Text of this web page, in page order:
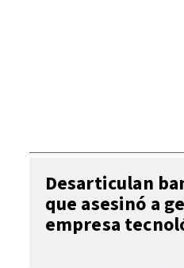
Desarticulan
que asesinó a
empresa